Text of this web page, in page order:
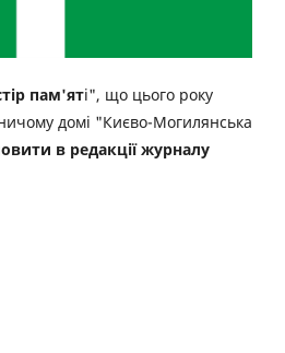
пам'яті", що цього року
домі "Києво-Могилянська
в редакції журналу